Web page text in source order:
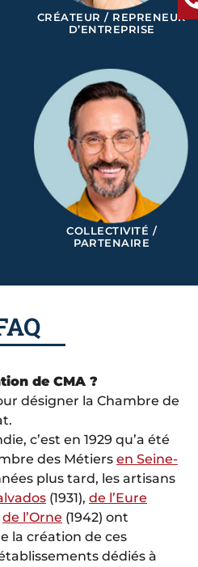
CRÉATEUR / REPRENEUR
D’ENTREPRISE
COLLECTIVITÉ /
PARTENAIRE
de CMA ?
désigner la Chambre de
c’est en 1929 qu’a été
des Métiers en Seine-
plus tard, les artisans
(1931), de l’Eure
de l’Orne (1942) ont
la création de ces
dédiés à